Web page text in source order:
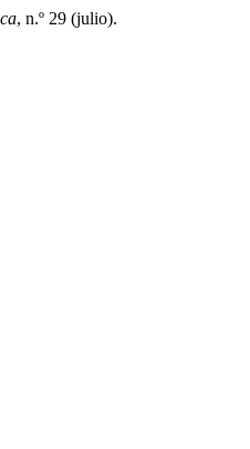
, n.º 29 (julio).